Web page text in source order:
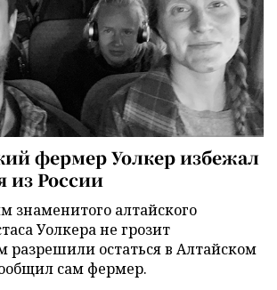
фермер Уолкер избежал
из России
знаменитого алтайского
Уолкера не грозит
разрешили остаться в Алтайском
сам фермер.